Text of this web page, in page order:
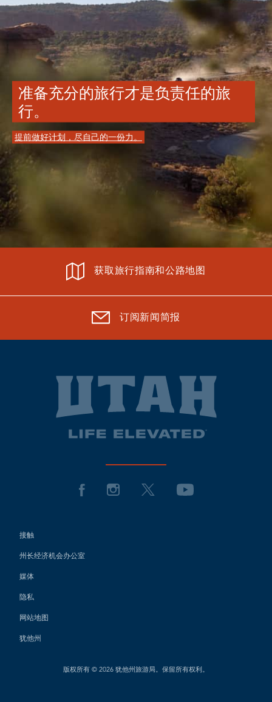
准备充分的旅行才是负责任的旅
行。
提前做好计划，尽自己的一份力。
获取旅行指南和公路地图
订阅新闻简报
接触
州长经济机会办公室
媒体
隐私
网站地图
犹他州
版权所有 © 2026 犹他州旅游局。保留所有权利。